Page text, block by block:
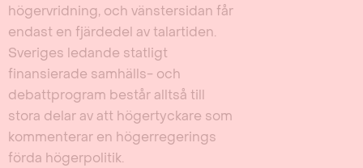
högervridning, och vänstersidan får
endast en fjärdedel av talartiden.
Sveriges ledande statligt
finansierade samhälls- och
debattprogram består alltså till
stora delar av att högertyckare som
kommenterar en högerregerings
förda högerpolitik.